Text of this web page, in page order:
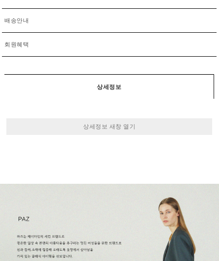
배송안내
회원혜택
상세정보
상세정보 새창 열기